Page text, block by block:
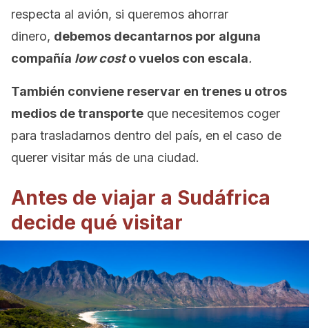
respecta al avión, si queremos ahorrar
dinero, debemos decantarnos por alguna
compañía low costo vuelos con escala.
También conviene reservar en trenes u otros
medios de transporte que necesitemos coger
para trasladarnos dentro del país, en el caso de
querer visitar más de una ciudad.
Antes de viajar a Sudáfrica
decide qué visitar